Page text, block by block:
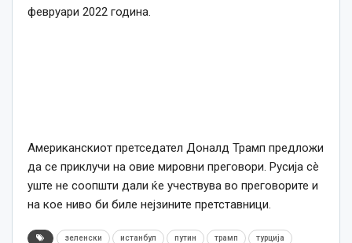
февруари 2022 година.
Американскиот претседател Доналд Трамп предложи
да се приклучи на овие мировни преговори. Русија сè
уште не соопшти дали ќе учествува во преговорите и
на кое ниво би биле нејзините претставници.
зеленски истанбул путин трамп турција